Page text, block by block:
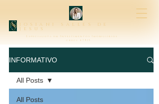
josiani salles de
jesus
creci 47315
Especialista em Investimentos Imobiliários
INFORMATIVO
All Posts
All Posts